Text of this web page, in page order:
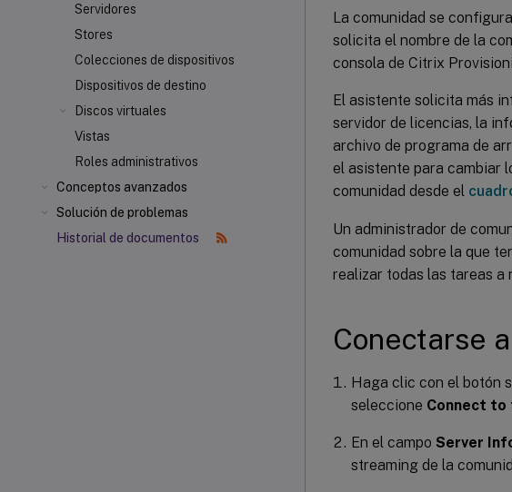
Servidores
Stores
Colecciones de dispositivos
Dispositivos de destino
Discos virtuales
Vistas
Roles administrativos
Conceptos avanzados
Solución de problemas
Historial de documentos
La comunidad se
solicita el nombre de la
consola de Citrix
El asistente solicita más
servidor de licencias, la
archivo de programa de
el asistente para cambiar
comunidad desde el
Un administrador de
comunidad sobre la que
realizar todas las tareas a
Conectarse
Haga clic con el botón
seleccione Connect to
En el campo Server
streaming de la